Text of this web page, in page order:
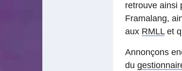
retrouve ainsi
Framalang,
aux RMLLet
Annonçons
du